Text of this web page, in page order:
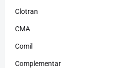
Clotran
CMA
Comil
Complementar